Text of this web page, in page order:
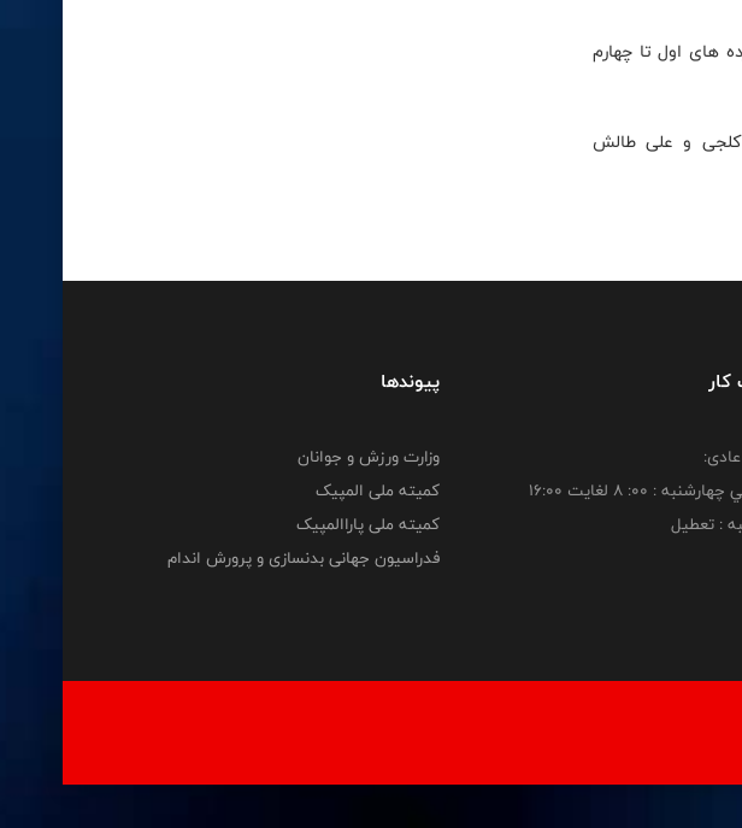
های اول تا چهارم
کلجی و علی طالش
: 00: 8 لغايت 16:00
: تعطیل
پیوندها
وزارت ورزش و جوانان
کمیته ملی المپیک
کمیته ملی پاراالمپیک
فدراسیون جهانی بدنسازی و پرورش اندام